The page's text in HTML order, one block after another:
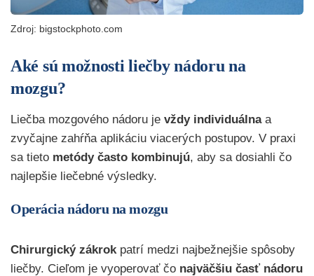
Zdroj: bigstockphoto.com
Aké sú možnosti liečbynádoru na
mozgu?
Liečba mozgového nádoru je vždy individuálnaa
zvyčajne zahŕňa aplikáciu viacerých postupov. V praxi
sa tieto metódy často kombinujú, aby sa dosiahli čo
najlepšie liečebné výsledky.
Operácia nádoru na mozgu
Chirurgický zákrok patrí medzi najbežnejšie spôsoby
liečby. Cieľom je vyoperovať čo najväčšiu časť nádoru